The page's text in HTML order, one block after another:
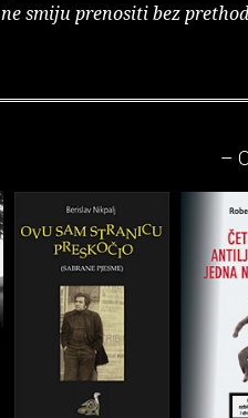
ne smiju prenositi bez
–